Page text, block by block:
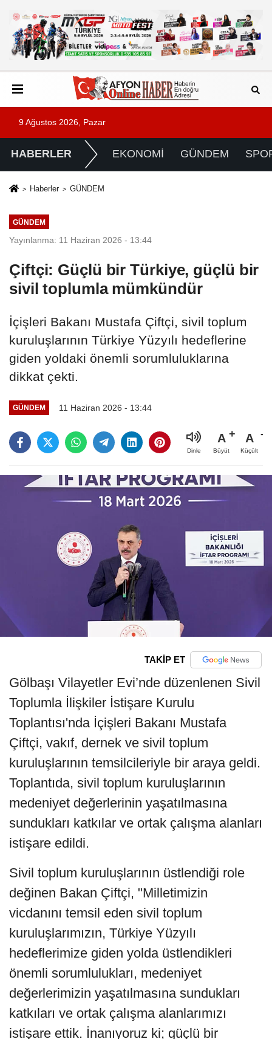
9 Ağustos 2026, Pazar
HABERLER EKONOMİ GÜNDEM
Haberler GÜNDEM
GÜNDEM
Yayınlanma: 11 Haziran 2026 - 13:44
Çiftçi: Güçlü bir Türkiye, güçlü bir
sivil toplumla mümkündür
İçişleri Bakanı Mustafa Çiftçi, sivil toplum
kuruluşlarının Türkiye Yüzyılı hedeflerine
giden yoldaki önemli sorumluluklarına
dikkat çekti.
GÜNDEM 11 Haziran 2026 - 13:44
Dinle
A
Büyüt
A
Küçült
TAKİP ET
Gölbaşı Vilayetler Evi’nde düzenlenen Sivil
Toplumla İlişkiler İstişare Kurulu
Toplantısı'nda İçişleri Bakanı Mustafa
Çiftçi, vakıf, dernek ve sivil toplum
kuruluşlarının temsilcileriyle bir araya geldi.
Toplantıda, sivil toplum kuruluşlarının
medeniyet değerlerinin yaşatılmasına
sundukları katkılar ve ortak çalışma alanları
istişare edildi.
Sivil toplum kuruluşlarının üstlendiği role
değinen Bakan Çiftçi, "Milletimizin
vicdanını temsil eden sivil toplum
kuruluşlarımızın, Türkiye Yüzyılı
hedeflerimize giden yolda üstlendikleri
önemli sorumlulukları, medeniyet
değerlerimizin yaşatılmasına sundukları
katkıları ve ortak çalışma alanlarımızı
istişare ettik. İnanıyoruz ki; güçlü bir